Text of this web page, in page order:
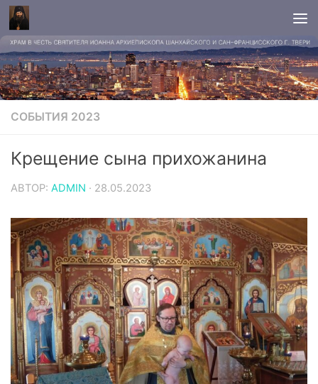
СОБЫТИЯ 2023
Крещение сына прихожанина
АВТОР: ADMIN · 28.05.2023